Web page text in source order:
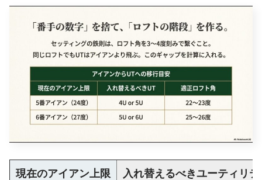
現在のアイアン上限 入れ替えるべきユーティリテ